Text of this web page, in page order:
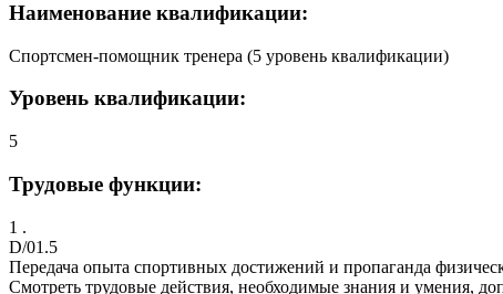
Наименование квалификации:
Спортсмен-помощник тренера (5 уровень квалификации)
Уровень квалификации:
5
Трудовые функции:
1 .
D/01.5
Передача опыта спортивных достижений и пропаганда
Смотреть трудовые действия, необходимые знания и умения,